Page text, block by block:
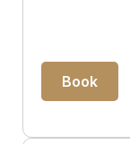
Book